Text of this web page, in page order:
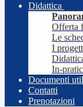
Didattica
Offerta
Le
I
In-
Documenti
Contatti
Prenotazioni